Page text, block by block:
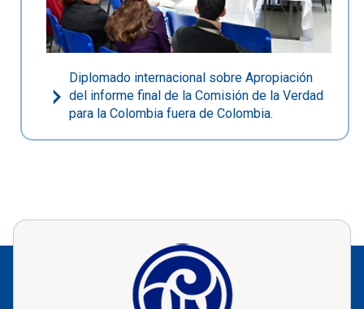
Diplomado internacional sobre Apropiación
del informe final de la Comisión de la Verdad
para la Colombia fuera de Colombia.